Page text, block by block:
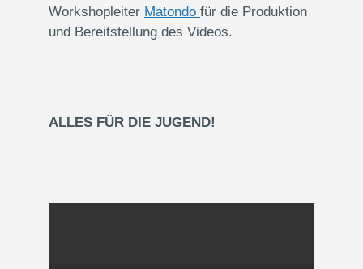
Workshopleiter Matondo für die Produktion
und Bereitstellung des Videos.
ALLES FÜR DIE JUGEND!